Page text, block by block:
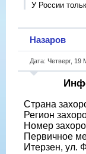
У России
Назаров
Дата: Четверг,
Страна
Регион
Номер
Первичное
Итерзен, ул.